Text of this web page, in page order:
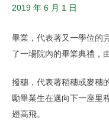
2019 年 6 月 1 日
畢業，代表著又一學位的
了一場院內的畢業典禮，
撥穗，代表著稻穗或麥穗
勵畢業生在邁向下一座里
翅高飛。